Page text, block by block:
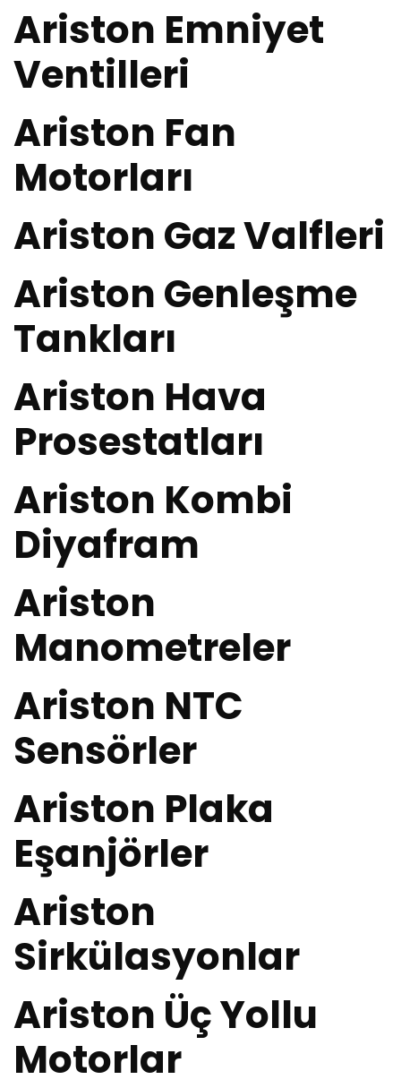
Ariston Emniyet
Ventilleri
Ariston Fan
Motorları
Ariston Gaz Valfleri
Ariston Genleşme
Tankları
Ariston Hava
Prosestatları
Ariston Kombi
Diyafram
Ariston
Manometreler
Ariston NTC
Sensörler
Ariston Plaka
Eşanjörler
Ariston
Sirkülasyonlar
Ariston Üç Yollu
Motorlar